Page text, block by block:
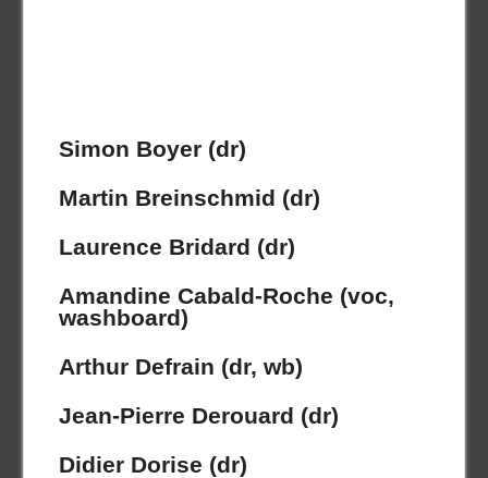
Simon Boyer (dr)
Martin Breinschmid (dr)
Laurence Bridard (dr)
Amandine Cabald-Roche (voc,
washboard)
Arthur Defrain (dr, wb)
Jean-Pierre Derouard (dr)
Didier Dorise (dr)